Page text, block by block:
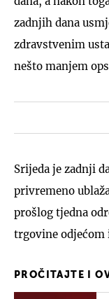
zadnjih dana
zdravstvenim
nešto manjem
Srijeda je zadnji
privremeno
prošlog tjedna
trgovine
PROČITAJTE I